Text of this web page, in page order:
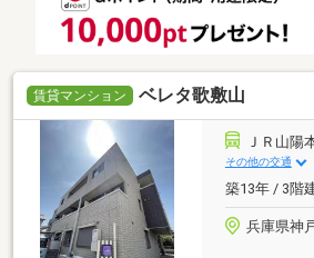
賃貸マンション ベレタ歌敷山
ＪＲ山陽
その他の交通
築13年 / 3階
兵庫県神